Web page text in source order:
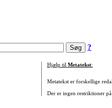
?
Hjælp til Metatekst:
Metatekst er forskellige
Der er ingen restriktioner